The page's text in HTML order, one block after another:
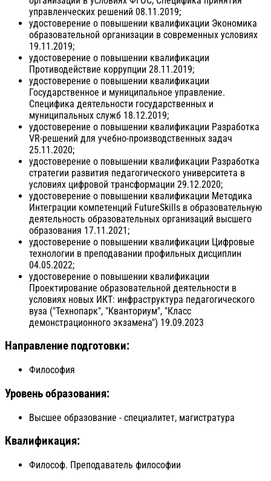
управленческих решений 08.11.2019;
удостоверение о повышении квалификации Экономика
образовательной организации в современных условиях
19.11.2019;
удостоверение о повышении квалификации
Противодействие коррупции 28.11.2019;
удостоверение о повышении квалификации
Государственное и муниципальное управление.
Специфика деятельности государственных и
муниципальных служб 18.12.2019;
удостоверение о повышении квалификации Разработка
VR-решений для учебно-производственных задач
25.11.2020;
удостоверение о повышении квалификации Разработка
стратегии развития педагогического университета в
условиях цифровой трансформации 29.12.2020;
удостоверение о повышении квалификации Методика
Интеграции компетенций FutureSkills в образовательную
деятельность образовательных организаций высшего
образования 17.11.2021;
удостоверение о повышении квалификации Цифровые
технологии в преподавании профильных дисциплин
04.05.2022;
удостоверение о повышении квалификации
Проектирование образовательной деятельности в
условиях новых ИКТ: инфраструктура педагогического
вуза ("Технопарк", "Кванториум", "Класс
демонстрационного экзамена") 19.09.2023
Направление подготовки:
Философия
Уровень образования:
Высшее образование - специалитет, магистратура
Квалификация:
Философ. Преподаватель философии